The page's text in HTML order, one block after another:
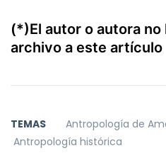
(*)El autor o autora
archivo a este artículo
TEMAS Antropología de
Antropología histórica